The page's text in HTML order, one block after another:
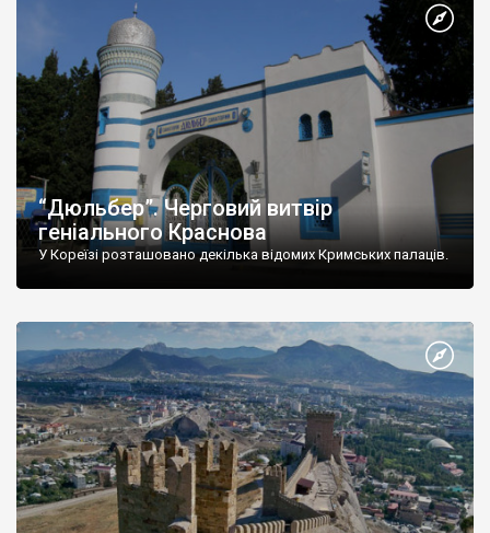
“Дюльбер”. Черговий витвір
геніального Краснова
У Кореїзі розташовано декілька відомих Кримських палаців.